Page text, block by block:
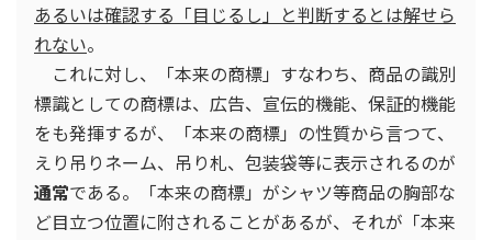
あるいは確認する「目じるし」と判断するとは解せら
れない。
これに対し、「本来の商標」すなわち、商品の識別
標識としての商標は、広告、宣伝的機能、保証的機能
をも発揮するが、「本来の商標」の性質から言つて、
えり吊りネーム、吊り札、包装袋等に表示されるのが
通常である。「本来の商標」がシャツ等商品の胸部な
ど目立つ位置に附されることがあるが、それが「本来